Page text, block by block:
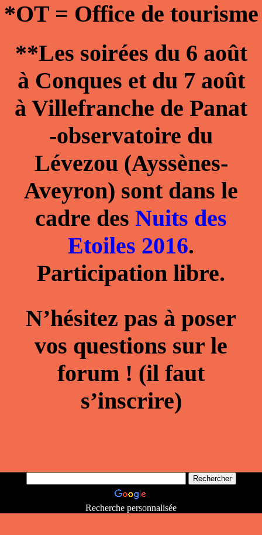
*OT = Office de tourisme
**Les soirées du 6 août
à Conques et du 7 août
à Villefranche de Panat
-observatoire du
Lévezou (Ayssènes-
Aveyron) sont dans le
cadre des Nuits des
Etoiles 2016.
Participation libre.
N’hésitez pas à poser
vos questions sur le
forum ! (il faut
s’inscrire)
Recherche personnalisée